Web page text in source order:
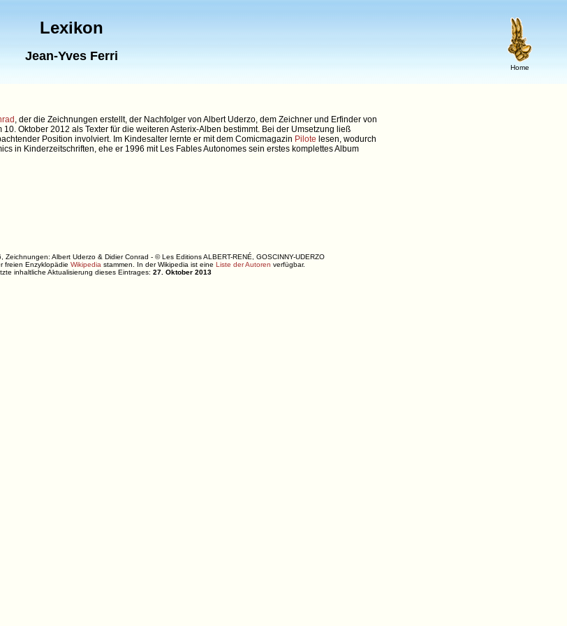
Home
Lexikon
Jean-Yves Ferri
, der die Zeichnungen erstellt, der Nachfolger von Albert Uderzo, dem Zeichner und Erfinder von
10. Oktober 2012 als Texter für die weiteren Asterix-Alben bestimmt. Bei der Umsetzung ließ
Position involviert. Im Kindesalter lernte er mit dem Comicmagazin Pilote lesen, wodurch
in Kinderzeitschriften, ehe er 1996 mit Les Fables Autonomes sein erstes komplettes Album
Zeichnungen: Albert Uderzo & Didier Conrad - © Les Editions ALBERT-RENÉ, GOSCINNY-UDERZO
freien Enzyklopädie Wikipedia stammen. In der Wikipedia ist eine Liste der Autoren verfügbar.
inhaltliche Aktualisierung dieses Eintrages: 27. Oktober 2013